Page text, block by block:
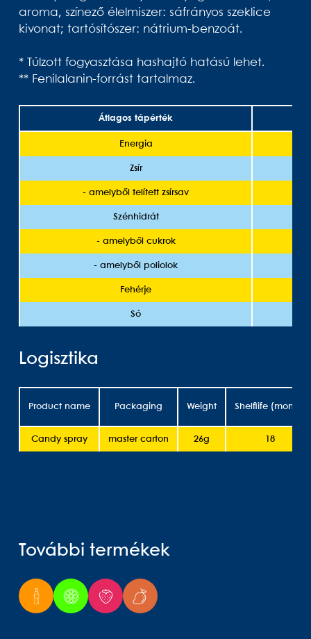
aroma, színező élelmiszer: sáfrányos szeklice
kivonat; tartósítószer: nátrium-benzoát.
* Túlzott fogyasztása hashajtó hatású lehet.
** Fenilalanin-forrást tartalmaz.
Átlagos tápérték
Energia
Zsír
- amelyből telített zsírsav
Szénhidrát
- amelyből cukrok
- amelyből poliolok
Fehérje
Só
Logisztika
Product name Packaging Weight Shelflife (month)
Candy spray master carton 26g 18
További termékek